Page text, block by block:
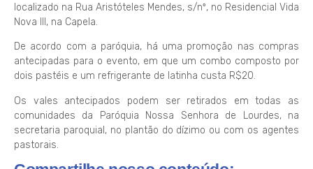
localizado na Rua Aristóteles Mendes, s/nº, no Residencial Vida
Nova III, na Capela.
De acordo com a paróquia, há uma promoção nas compras
antecipadas para o evento, em que um combo composto por
dois pastéis e um refrigerante de latinha custa R$20.
Os vales antecipados podem ser retirados em todas as
comunidades da Paróquia Nossa Senhora de Lourdes, na
secretaria paroquial, no plantão do dízimo ou com os agentes
pastorais.